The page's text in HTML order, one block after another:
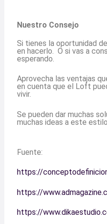
Nuestro Consejo
Si tienes la oportunidad
en hacerlo. O si vas a
esperando.
Aprovecha las ventajas
en cuenta que el Loft
vivir.
Se pueden dar muchas
muchas ideas a este
Fuente:
https://
https://
https://